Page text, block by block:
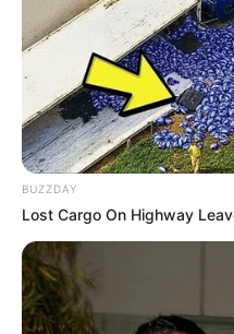
Tags
BUZZDAY
Lost Cargo On Highway